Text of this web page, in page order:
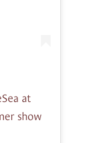
at
show